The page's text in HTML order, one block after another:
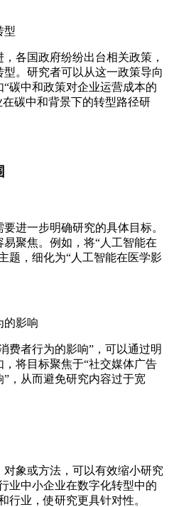
型
各国政府纷纷出台相关政策，
。研究者可以从这一政策导向
碳中和政策对企业运营成本的
碳中和背景下的转型路径研
进一步明确研究的具体目标。
聚焦。例如，将“人工智能在
题，细化为“人工智能在医学影
的影响
费者行为的影响”，可以通过明
将目标聚焦于“社交媒体广告
，从而避免研究内容过于宽
象或方法，可以有效缩小研究
业中小企业在数字化转型中的
行业，使研究更具针对性。